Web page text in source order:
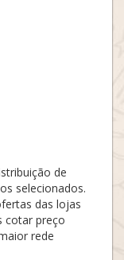
de
selecionados.
das lojas
cotar preço
rede